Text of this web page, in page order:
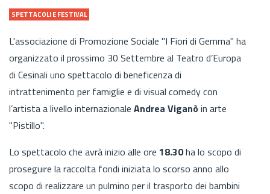
SPETTACOLI E FESTIVAL
L'associazione di Promozione Sociale "I Fiori di Gemma" ha
organizzato il prossimo 30 Settembre al Teatro d’Europa
di Cesinali uno spettacolo di beneficenza di
intrattenimento per famiglie e di visual comedy con
l’artista a livello internazionale Andrea Viganòin arte
"Pistillo".
Lo spettacolo che avrà inizio alle ore 18.30ha lo scopo di
proseguire la raccolta fondi iniziata lo scorso anno allo
scopo di realizzare un pulmino per il trasporto dei bambini